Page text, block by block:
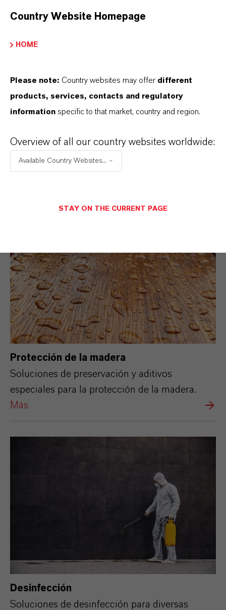
Soluciones de control microbiológico en el
tratamiento de agua.
Más
Protección de la madera
Soluciones de preservación y aditivos
especiales para la protección de la madera.
Más
Desinfección
Soluciones de desinfección para diversas
Country Website Homepage
HOME
Please note: Country websites may offer different
products, services, contacts and regulatory
information specific to that market, country and region.
Overview of all our country websites worldwide:
Available Country Websites...
STAY ON THE CURRENT PAGE